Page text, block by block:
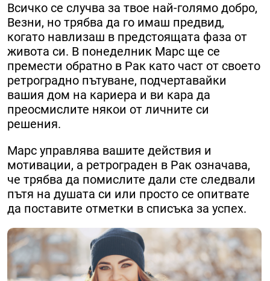
Всичко се случва за твое най-голямо добро,
Везни, но трябва да го имаш предвид,
когато навлизаш в предстоящата фаза от
живота си. В понеделник Марс ще се
премести обратно в Рак като част от своето
ретроградно пътуване, подчертавайки
вашия дом на кариера и ви кара да
преосмислите някои от личните си
решения.
Марс управлява вашите действия и
мотивации, а ретрограден в Рак означава,
че трябва да помислите дали сте следвали
пътя на душата си или просто се опитвате
да поставите отметки в списъка за успех.